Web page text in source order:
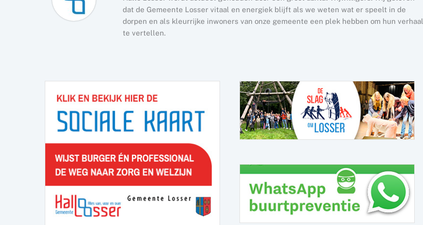
dat de Gemeente Losser vitaal en energiek blijft als we weten wat er speelt in de
dorpen en als kleurrijke inwoners van onze gemeente een plek hebben om hun verhaal
te vertellen.